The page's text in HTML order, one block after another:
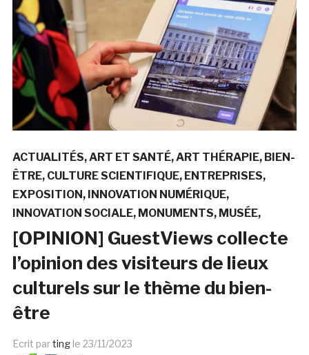
ACTUALITÉS ART ET SANTÉ ART THÉRAPIE BIEN-
ÊTRE CULTURE SCIENTIFIQUE ENTREPRISES
EXPOSITION INNOVATION NUMÉRIQUE
INNOVATION SOCIALE MONUMENTS MUSÉE
[OPINION] GuestViews collecte
l’opinion des visiteurs de lieux
culturels sur le thème du bien-
être
Ecrit parting le 23/11/2023